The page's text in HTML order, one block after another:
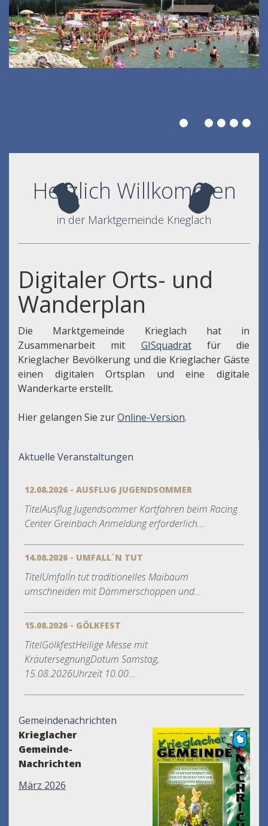
Herzlich Willkommen
in der Marktgemeinde Krieglach
Digitaler Orts- und
Wanderplan
Die Marktgemeinde Krieglach hat in
Zusammenarbeit mit GISquadrat
für die
Krieglacher Bevölkerung und die Krieglacher Gäste
einen digitalen Ortsplan und eine digitale
Wanderkarte erstellt.
Hier gelangen Sie zurOnline-Version.
Aktuelle Veranstaltungen
12.08.2026 - AUSFLUG JUGENDSOMMER
TitelAusflug Jugendsommer Kartfahren beim Racing
Center Greinbach Anmeldung erforderlich...
14.08.2026 - UMFALL´N TUT
TitelUmfall´n tut traditionelles Maibaum
umschneiden mit Dämmerschoppen und...
15.08.2026 - GÖLKFEST
TitelGölkfestHeilige Messe mit
KräutersegnungDatum Samstag,
15.08.2026Uhrzeit 10.00...
Gemeindenachrichten
Krieglacher
Gemeinde-
Nachrichten
März 2026